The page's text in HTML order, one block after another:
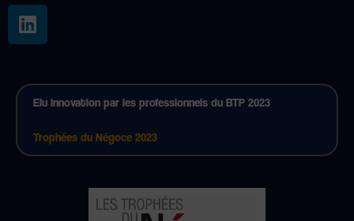
L
i
e
d
n
Elu innovation par les professionnels du BTP 2023
Trophées du Négoce 2023